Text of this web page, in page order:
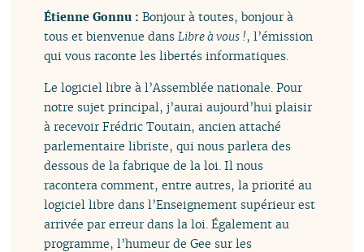
Étienne Gonnu :Bonjour à toutes, bonjour à
tous et bienvenue dansLibre à vous !, l’émission
qui vous raconte les libertés informatiques.
Le logiciel libre à l’Assemblée nationale. Pour
notre sujet principal, j’aurai aujourd’hui plaisir
à recevoir Frédric Toutain, ancien attaché
parlementaire libriste, qui nous parlera des
dessous de la fabrique de la loi. Il nous
racontera comment, entre autres, la priorité au
logiciel libre dans l’Enseignement supérieur est
arrivée par erreur dans la loi. Également au
programme, l’humeur de Gee sur les